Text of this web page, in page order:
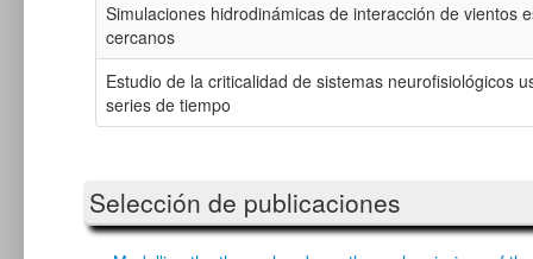
Simulaciones hidrodinámicas de interacción de vientos
cercanos
Estudio de la criticalidad de sistemas neurofisiológicos
series de tiempo
Selección de publicaciones